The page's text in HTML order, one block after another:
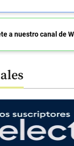
a nuestro canal de